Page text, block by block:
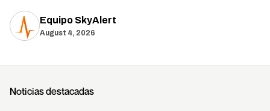
Equipo SkyAlert
August 4, 2026
Noticias destacadas